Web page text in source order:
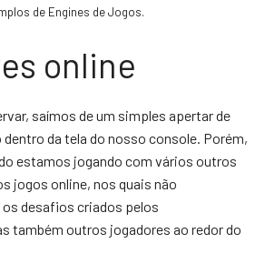
de Engines de Jogos.
online
saímos de um simples apertar de
da tela do nosso console. Porém,
estamos jogando com vários outros
jogos online, nos quais não
desafios criados pelos
também outros jogadores ao redor do